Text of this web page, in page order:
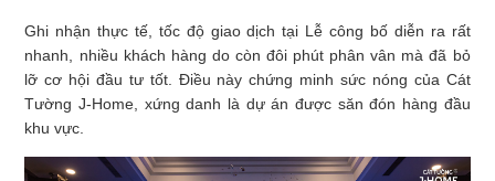
Ghi nhận thực tế, tốc độ giao dịch tại Lễ công bố diễn ra rất
nhanh, nhiều khách hàng do còn đôi phút phân vân mà đã bỏ
lỡ cơ hội đầu tư tốt. Điều này chứng minh sức nóng của Cát
Tường J-Home, xứng danh là dự án được săn đón hàng đầu
khu vực.